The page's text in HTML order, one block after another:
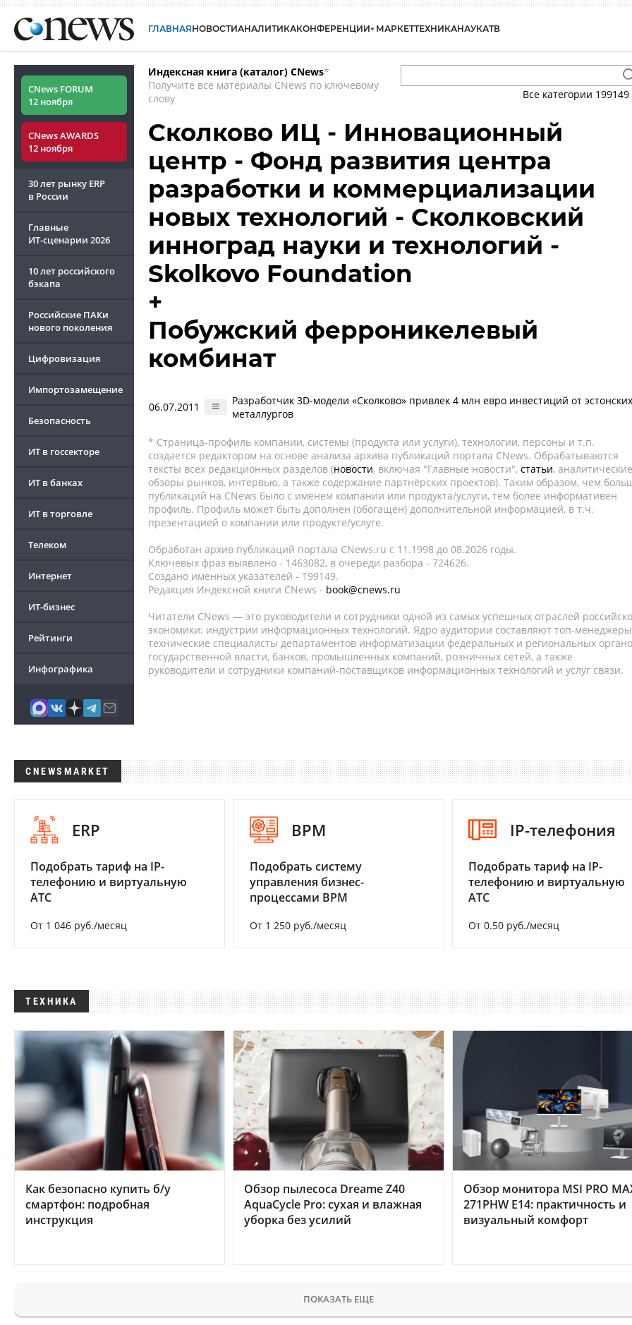
ГЛАВНАЯНОВОСТИАНАЛИТИКАКОНФЕРЕНЦИИ МАРКЕТТЕХНИКАНАУКАТВ
CNews FORUM
12 ноября
CNews AWARDS
12 ноября
30 лет рынку ERP
в России
Главные
ИТ-сценарии 2026
10 лет российского
бэкапа
Российские ПАКи
нового поколения
Цифровизация
Импортозамещение
Безопасность
ИТ в госсекторе
ИТ в банках
ИТ в торговле
Телеком
Интернет
ИТ-бизнес
Рейтинги
Инфографика
Индексная книга (каталог) CNews*
Получите все материалы CNews по ключевому
слову
Все категории 199149
Сколково ИЦ - Инновационный
центр - Фонд развития центра
разработки и коммерциализации
новых технологий - Сколковский
инноград науки и технологий -
Skolkovo Foundation
+
Побужский ферроникелевый
комбинат
06.07.2011
Разработчик 3D-модели «Сколково» привлек 4 млн евро инвестиций от эстонских
металлургов
* Страница-профиль компании, системы (продукта или услуги), технологии, персоны и т.п.
создается редактором на основе анализа архива публикаций портала CNews. Обрабатываются
тексты всех редакционных разделов (новости, включая "Главные новости", статьи, аналитические
обзоры рынков, интервью, а также содержание партнёрских проектов). Таким образом, чем
публикаций на CNews было с именем компании или продукта/услуги, тем более информативен
профиль. Профиль может быть дополнен (обогащен) дополнительной информацией, в т.ч.
презентацией о компании или продукте/услуге.
Обработан архив публикаций портала CNews.ru c 11.1998 до 08.2026 годы.
Ключевых фраз выявлено - 1463082, в очереди разбора - 724626.
Создано именных указателей - 199149.
Редакция Индексной книги CNews - book@cnews.ru
Читатели CNews — это руководители и сотрудники одной из самых успешных отраслей
экономики: индустрии информационных технологий. Ядро аудитории составляют топ-
технические специалисты департаментов информатизации федеральных и региональных
государственной власти, банков, промышленных компаний, розничных сетей, а также
руководители и сотрудники компаний-поставщиков информационных технологий и услуг связи.
CNEWSMARKET
ERP
Подобрать тариф на IP-
телефонию и виртуальную
АТС
От 1 046 руб./месяц
BPM
Подобрать систему
управления бизнес-
процессами BPM
От 1 250 руб./месяц
IP-телефония
Подобрать тариф на IP-
телефонию и виртуальную
АТС
От 0.50 руб./месяц
ТЕХНИКА
Как безопасно купить б/у
смартфон: подробная
инструкция
Обзор пылесоса Dreame Z40
AquaCycle Pro: сухая и влажная
уборка без усилий
Обзор монитора MSI PRO
271PHW E14: практичность и
визуальный комфорт
ПОКАЗАТЬ ЕЩЕ